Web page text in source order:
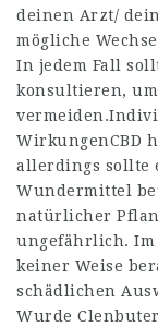
deinen Arzt/
mögliche
In jedem Fall
konsultieren,
WirkungenCBD
allerdings sollte
Wundermittel
natürlicher
ungefährlich. Im
keiner Weise
schädlichen
Wurde